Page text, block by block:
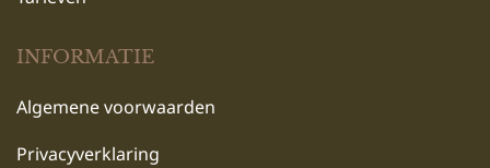
INFORMATIE
Algemene voorwaarden
Privacyverklaring